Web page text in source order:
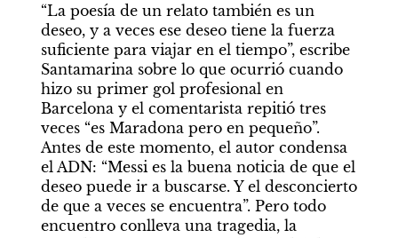
“La poesía de un relato también es un
deseo, y a veces ese deseo tiene la fuerza
suficiente para viajar en el tiempo”, escribe
Santamarina sobre lo que ocurrió cuando
hizo su primer gol profesional en
Barcelona y el comentarista repitió tres
veces “es Maradona pero en pequeño”.
Antes de este momento, el autor condensa
el ADN: “Messi es la buena noticia de que el
deseo puede ir a buscarse. Y el desconcierto
de que a veces se encuentra”. Pero todo
encuentro conlleva una tragedia, la